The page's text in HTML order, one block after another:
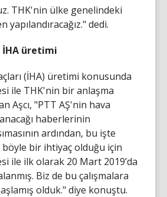
THK'nin ülke genelindeki
dedi.
İHA üretimi
(İHA) üretimi konusunda
ile THK'nin bir anlaşma
Aşcı, "PTT AŞ'nin hava
haberlerinin
ardından, bu işte
bir ihtiyaç olduğu için
ile ilk olarak 20 Mart 2019’da
Biz de bu çalışmalara
olduk." diye konuştu.